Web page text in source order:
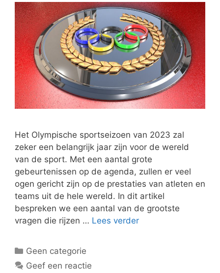
Het Olympische sportseizoen van 2023 zal
zeker een belangrijk jaar zijn voor de wereld
van de sport. Met een aantal grote
gebeurtenissen op de agenda, zullen er veel
ogen gericht zijn op de prestaties van atleten en
teams uit de hele wereld. In dit artikel
bespreken we een aantal van de grootste
vragen die rijzen … Lees verder
Categorieën
Geen categorie
Geef een reactie